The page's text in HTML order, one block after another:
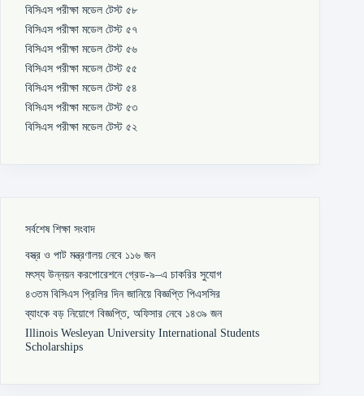
বিসিএস পরীক্ষা মডেল টেস্ট ৫৮
বিসিএস পরীক্ষা মডেল টেস্ট ৫৭
বিসিএস পরীক্ষা মডেল টেস্ট ৫৬
বিসিএস পরীক্ষা মডেল টেস্ট ৫৫
বিসিএস পরীক্ষা মডেল টেস্ট ৫৪
বিসিএস পরীক্ষা মডেল টেস্ট ৫৩
বিসিএস পরীক্ষা মডেল টেস্ট ৫২
সর্বশেষ শিক্ষা সংবাদ
বস্ত্র ও পাট মন্ত্রণালয় নেবে ১১৬ জন
মৎস্য উন্নয়ন করপোরেশনে গ্রেড-৯–এ চাকরির সুযোগ
৪৩তম বিসিএস প্রিলির দিন জানিয়ে বিজ্ঞপ্তি পিএসসির
ব্যাংকে বড় নিয়োগে বিজ্ঞপ্তি, অফিসার নেবে ১৪৩৯ জন
Illinois Wesleyan University International Students
Scholarships